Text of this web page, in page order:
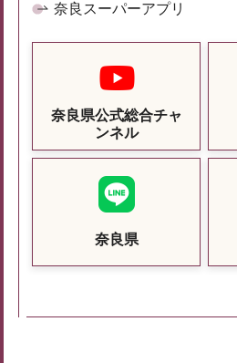
奈良スーパーアプリ
奈良県公式総合チャ
ンネル
奈良県